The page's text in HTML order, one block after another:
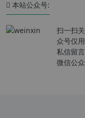
本站公众号:
扫一扫
众号仅
私信留
微信公